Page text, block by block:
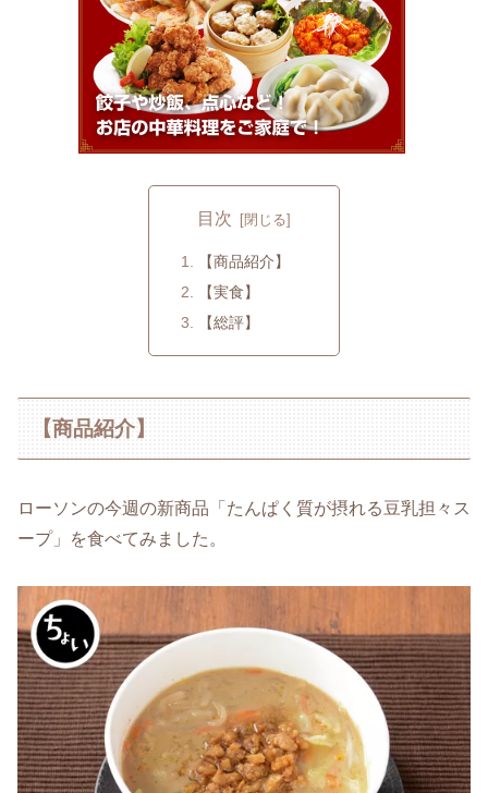
目次
【商品紹介】
【実食】
【総評】
【商品紹介】
ローソンの今週の新商品「たんぱく質が摂れる豆乳担々ス
ープ」を食べてみました。